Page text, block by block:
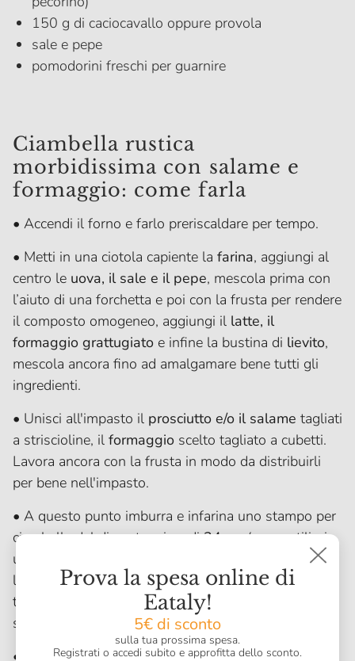
150 g di caciocavallo oppure provola
sale e pepe
pomodorini freschi per guarnire
Ciambella rustica
morbidissima con salame e
formaggio: come farla
• Accendi il forno e farlo preriscaldare per tempo.
• Metti in una ciotola capiente la farina, aggiungi al
centro le uova, il sale e il pepe, mescola prima con
l’aiuto di una forchetta e poi con la frusta per rendere
il composto omogeneo, aggiungi il latte, il
formaggio grattugiato e infine la bustina di lievito,
mescola ancora fino ad amalgamare bene tutti gli
ingredienti.
• Unisci all'impasto il prosciutto e/o il salame tagliati
a striscioline, il formaggio scelto tagliato a cubetti.
Lavora ancora con la frusta in modo da distribuirli
per bene nell'impasto.
• A questo punto imburra e infarina uno stampo per
ciambella del diametro circa di24 cm(se ne utilizzi
uno un po’ più grande o un po’ più piccolo, varierà
l’altezza della ciambella) e versa l’impasto. Infine
taglia a metà i
pomodorinie distribuiscili sulla
superficie per tutto il diametro della ciambella.
• Cuoci in forno a180°C per 45-50 minuti, o
Prova la spesa online di
Eataly!
5€ di sconto
sulla tua prossima spesa.
Registrati o accedi subito e approfitta dello sconto.